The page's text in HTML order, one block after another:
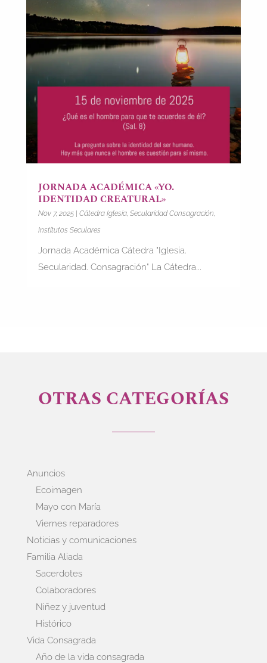
JORNADA ACADÉMICA «YO.
IDENTIDAD CREATURAL»
Nov 7, 2025| Cátedra Iglesia, Secularidad Consagración
Institutos Seculares
Jornada Académica Cátedra "Iglesia.
Secularidad. Consagración" La Cátedra...
OTRAS CATEGORÍAS
Anuncios
Ecoimagen
Mayo con María
Viernes reparadores
Noticias y comunicaciones
Familia Aliada
Sacerdotes
Colaboradores
Niñez y juventud
Histórico
Vida Consagrada
Año de la vida consagrada